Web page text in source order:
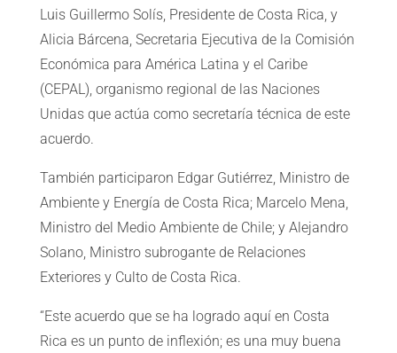
Luis Guillermo Solís, Presidente de Costa Rica, y
Alicia Bárcena, Secretaria Ejecutiva de la Comisión
Económica para América Latina y el Caribe
(CEPAL), organismo regional de las Naciones
Unidas que actúa como secretaría técnica de este
acuerdo.
También participaron Edgar Gutiérrez, Ministro de
Ambiente y Energía de Costa Rica; Marcelo Mena,
Ministro del Medio Ambiente de Chile; y Alejandro
Solano, Ministro subrogante de Relaciones
Exteriores y Culto de Costa Rica.
“Este acuerdo que se ha logrado aquí en Costa
Rica es un punto de inflexión; es una muy buena